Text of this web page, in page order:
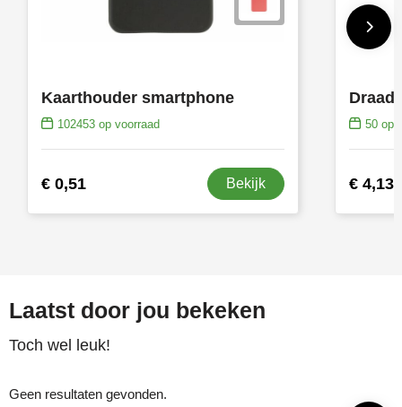
Kaarthouder smartphone
102453op voorraad
€ 0,51 Bekijk
50op
€ 4,13
Laatst door jou bekeken
Toch wel leuk!
Geen resultaten gevonden.